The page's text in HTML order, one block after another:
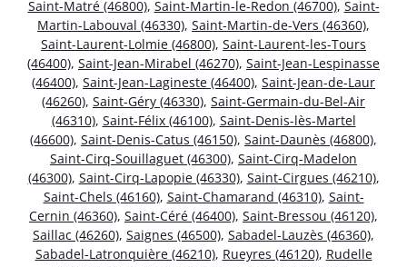
Saint-Matré (46800), Saint-Martin-le-Redon (46700), Saint-
Martin-Labouval (46330), Saint-Martin-de-Vers (46360),
Saint-Laurent-Lolmie (46800), Saint-Laurent-les-Tours
(46400), Saint-Jean-Mirabel (46270), Saint-Jean-Lespinasse
(46400), Saint-Jean-Lagineste (46400), Saint-Jean-de-Laur
(46260), Saint-Géry (46330), Saint-Germain-du-Bel-Air
(46310), Saint-Félix (46100), Saint-Denis-lès-Martel
(46600), Saint-Denis-Catus (46150), Saint-Daunès (46800),
Saint-Cirq-Souillaguet (46300), Saint-Cirq-Madelon
(46300), Saint-Cirq-Lapopie (46330), Saint-Cirgues (46210),
Saint-Chels (46160), Saint-Chamarand (46310), Saint-
Cernin (46360), Saint-Céré (46400), Saint-Bressou (46120),
Saillac (46260), Saignes (46500), Sabadel-Lauzès (46360),
Sabadel-Latronquière (46210), Rueyres (46120), Rudelle